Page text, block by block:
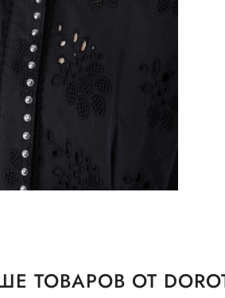
ТОВАРОВ ОТ